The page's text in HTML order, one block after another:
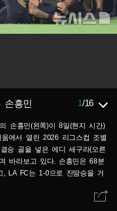
손흥민 1/16
손흥민(왼쪽)이 8일(현지 시간)
에서 열린 2026 리그스컵 조별
승 골을 넣은 에디 세구라(오른
바라보고 있다. 손흥민은 68분
, LA FC는 1-0으로 진땀승을 거